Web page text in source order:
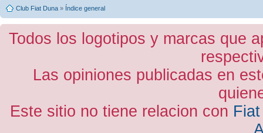
Club Fiat Duna » Índice general
Todos los logotipos y marcas que
Las opiniones publicadas en
Este sitio no tiene relacion con